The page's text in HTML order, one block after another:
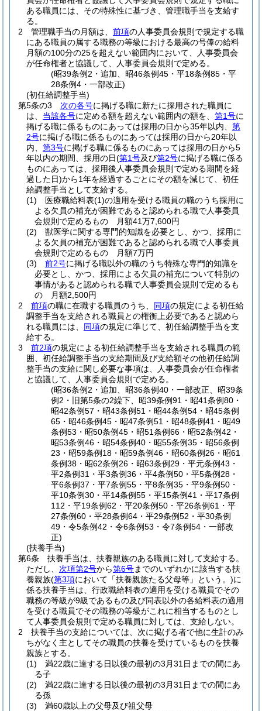
ある職員には、その特殊性に基づき、管理職手当を支給す
る。
2
管理職手当の月額は、 前項の人事委員会規則で規定する職
にある職員の属する職務の等級における最高の号俸の給料
月額の100分の25を超えない範囲内において、人事委員会
が任命権者と協議して、人事委員会規則で定める。
(昭39条例2・追加、昭46条例45・平18条例85・平
28条例4・一部改正)
(初任給調整手当)
第5条の3
次の各号に掲げる職に新たに採用された職員に
は、 当該各号に定める額を超えない範囲内の額を、 第1号に
掲げる職に係るものにあっては採用の日から35年以内、 第
2号に掲げる職に係るものにあっては採用の日から20年以
内、 第3号に掲げる職に係るものにあっては採用の日から5
年以内の期間、採用の日(第1号及び第2号に掲げる職に係る
ものにあっては、採用後人事委員会規則で定める期間を経
過した日)から1年を経過するごとにその額を減じて、初任
給調整手当として支給する。
(1)
医療職給料表(1)の適用を受ける職員の職のうち採用に
よる欠員の補充が困難であると認められる職で人事委員
会規則で定めるもの 月額41万7,600円
(2)
獣医学に関する専門的知識を必要とし、かつ、採用に
よる欠員の補充が困難であると認められる職で人事委員
会規則で定めるもの 月額7万円
(3)
前2号に掲げる職以外の職のうち特殊な専門的知識を
必要とし、かつ、採用による欠員の補充について特別の
事情があると認められる職で人事委員会規則で定めるも
の 月額2,500円
2
前項の職に在職する職員のうち、 同項の規定による初任給
調整手当を支給される職員との権衡上必要であると認めら
れる職員には、 同項の規定に準じて、初任給調整手当を支
給する。
3
前2項の規定による初任給調整手当を支給される職員の範
囲、初任給調整手当の支給期間及び支給額その他初任給調
整手当の支給に関し必要な事項は、人事委員会が任命権者
と協議して、人事委員会規則で定める。
(昭36条例2・追加、昭36条例40・一部改正、昭39条
例2・旧第5条の2繰下、昭39条例91・昭41条例80・
昭42条例57・昭43条例51・昭44条例54・昭45条例
65・昭46条例45・昭47条例51・昭48条例41・昭49
条例53・昭50条例45・昭51条例66・昭52条例42・
昭53条例46・昭54条例40・昭55条例35・昭56条例
23・昭59条例18・昭59条例46・昭60条例26・昭61
条例38・昭62条例26・昭63条例29・平元条例43・
平2条例31・平3条例36・平4条例50・平5条例28・
平6条例37・平7条例55・平8条例35・平9条例50・
平10条例30・平14条例55・平15条例41・平17条例
112・平19条例62・平20条例50・平26条例61・平
27条例60・平28条例64・平29条例52・平30条例
49・令5条例42・令6条例53・令7条例54・一部改
正)
(扶養手当)
第6条
扶養手当は、扶養親族のある職員に対して支給する。
ただし、 次項第2号から第6号までのいずれかに該当する扶
養親族(第3項において「扶養親族たる父母等」という。)に
係る扶養手当は、行政職給料表の適用を受ける職員でその
職務の等級が9級であるもの及び同表以外の各給料表の適用
を受ける職員でその職務の等級がこれに相当するものとし
て人事委員会規則で定める職員に対しては、支給しない。
2
扶養手当の支給については、次に掲げる者で他に生計のみ
ちがなく主としてその職員の扶養を受けているものを扶養
親族とする。
(1)
満22歳に達する日以後の最初の3月31日までの間にあ
る子
(2)
満22歳に達する日以後の最初の3月31日までの間にあ
る孫
(3)
満60歳以上の父母及び祖父母